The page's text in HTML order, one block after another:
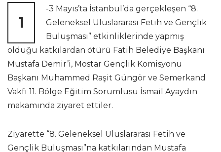
1
-3 Mayıs’ta İstanbul’da gerçekleşen “8.
Geleneksel Uluslararası Fetih ve Gençlik
Buluşması” etkinliklerinde yapmış
olduğu katkılardan ötürü Fatih Belediye Başkanı
Mustafa Demir’i, Mostar Gençlik Komisyonu
Başkanı Muhammed Raşit Güngör ve Semerkand
Vakfı 11. Bölge Eğitim Sorumlusu İsmail Ayaydın
makamında ziyaret ettiler.
Ziyarette “8. Geleneksel Uluslararası Fetih ve
Gençlik Buluşması”na katkılarından Mustafa